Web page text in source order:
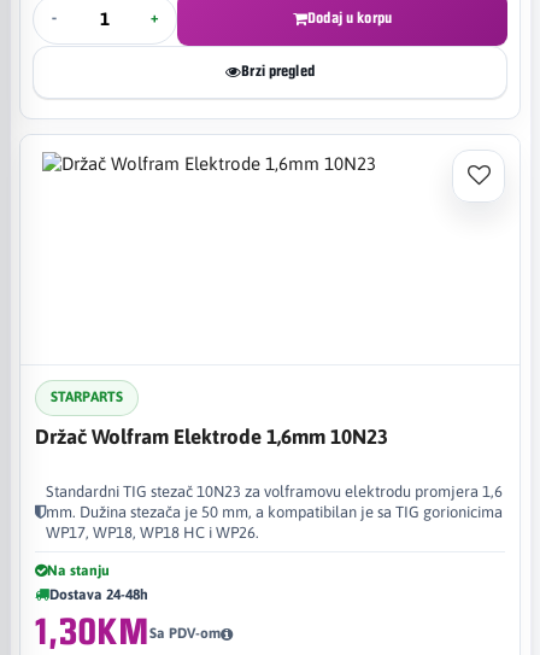
- + Dodaj u korpu
Brzi pregled
STARPARTS
Držač Wolfram Elektrode 1,6mm 10N23
Standardni TIG stezač 10N23 za volframovu elektrodu promjera 1,6
mm. Dužina stezača je 50 mm, a kompatibilan je sa TIG gorionicima
WP17, WP18, WP18 HC i WP26.
Na stanju
Dostava 24-48h
1,30KMSa PDV-om